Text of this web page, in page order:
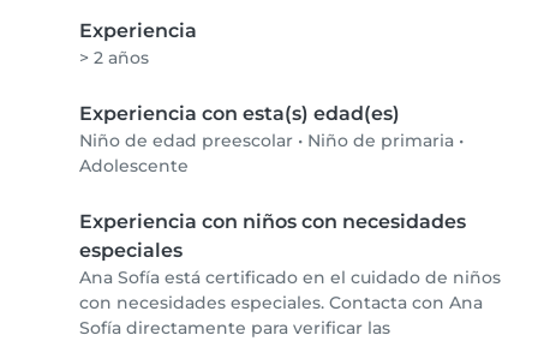
Experiencia
> 2 años
Experiencia con esta(s) edad(es)
Niño de edad preescolar • Niño de primaria •
Adolescente
Experiencia con niños con necesidades
especiales
Ana Sofía está certificado en el cuidado de niños
con necesidades especiales. Contacta con Ana
Sofía directamente para verificar las